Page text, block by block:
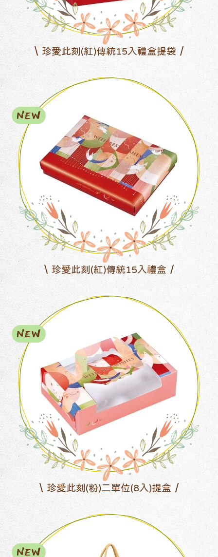
珍愛此刻(紅)傳統15入禮盒提袋
珍愛此刻(紅)傳統15入禮盒
NEW
珍愛此刻(粉)二單位(8入)提盒
NEW
NEW